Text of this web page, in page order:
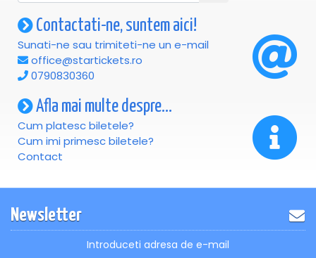
Contactati-ne, suntem aici!
Sunati-ne sau trimiteti-ne un e-mail
office@startickets.ro
0790830360
Afla mai multe despre...
Cum platesc biletele?
Cum imi primesc biletele?
Contact
Newsletter
Introduceti adresa de e-mail